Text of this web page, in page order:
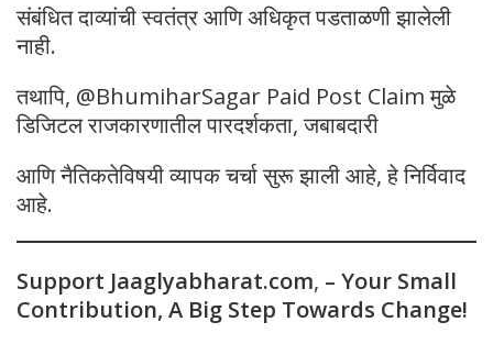
संबंधित दाव्यांची स्वतंत्र आणि अधिकृत पडताळणी झालेली
नाही.
तथापि, @BhumiharSagar Paid Post Claim मुळे
डिजिटल राजकारणातील पारदर्शकता, जबाबदारी
आणि नैतिकतेविषयी व्यापक चर्चा सुरू झाली आहे, हे निर्विवाद
आहे.
Support Jaaglyabharat.com, – Your Small
Contribution, A Big Step Towards Change!